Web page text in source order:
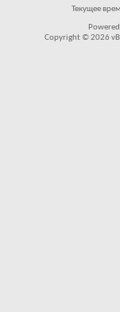
Текущее
Copyright © 2026